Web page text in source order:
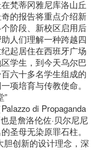
梵蒂冈雅尼库洛山丘
的报告将重点介绍新
阶段、新校区启用后
人们理解一种跨越四
起居住在西班牙广场
学生，到今天乌尔巴
六十多名学生组成的
项培育与传教使命。
”
di Propaganda
是詹洛伦佐·贝尔尼尼
圣母无染原罪石柱。
胆创新的设计理念，深